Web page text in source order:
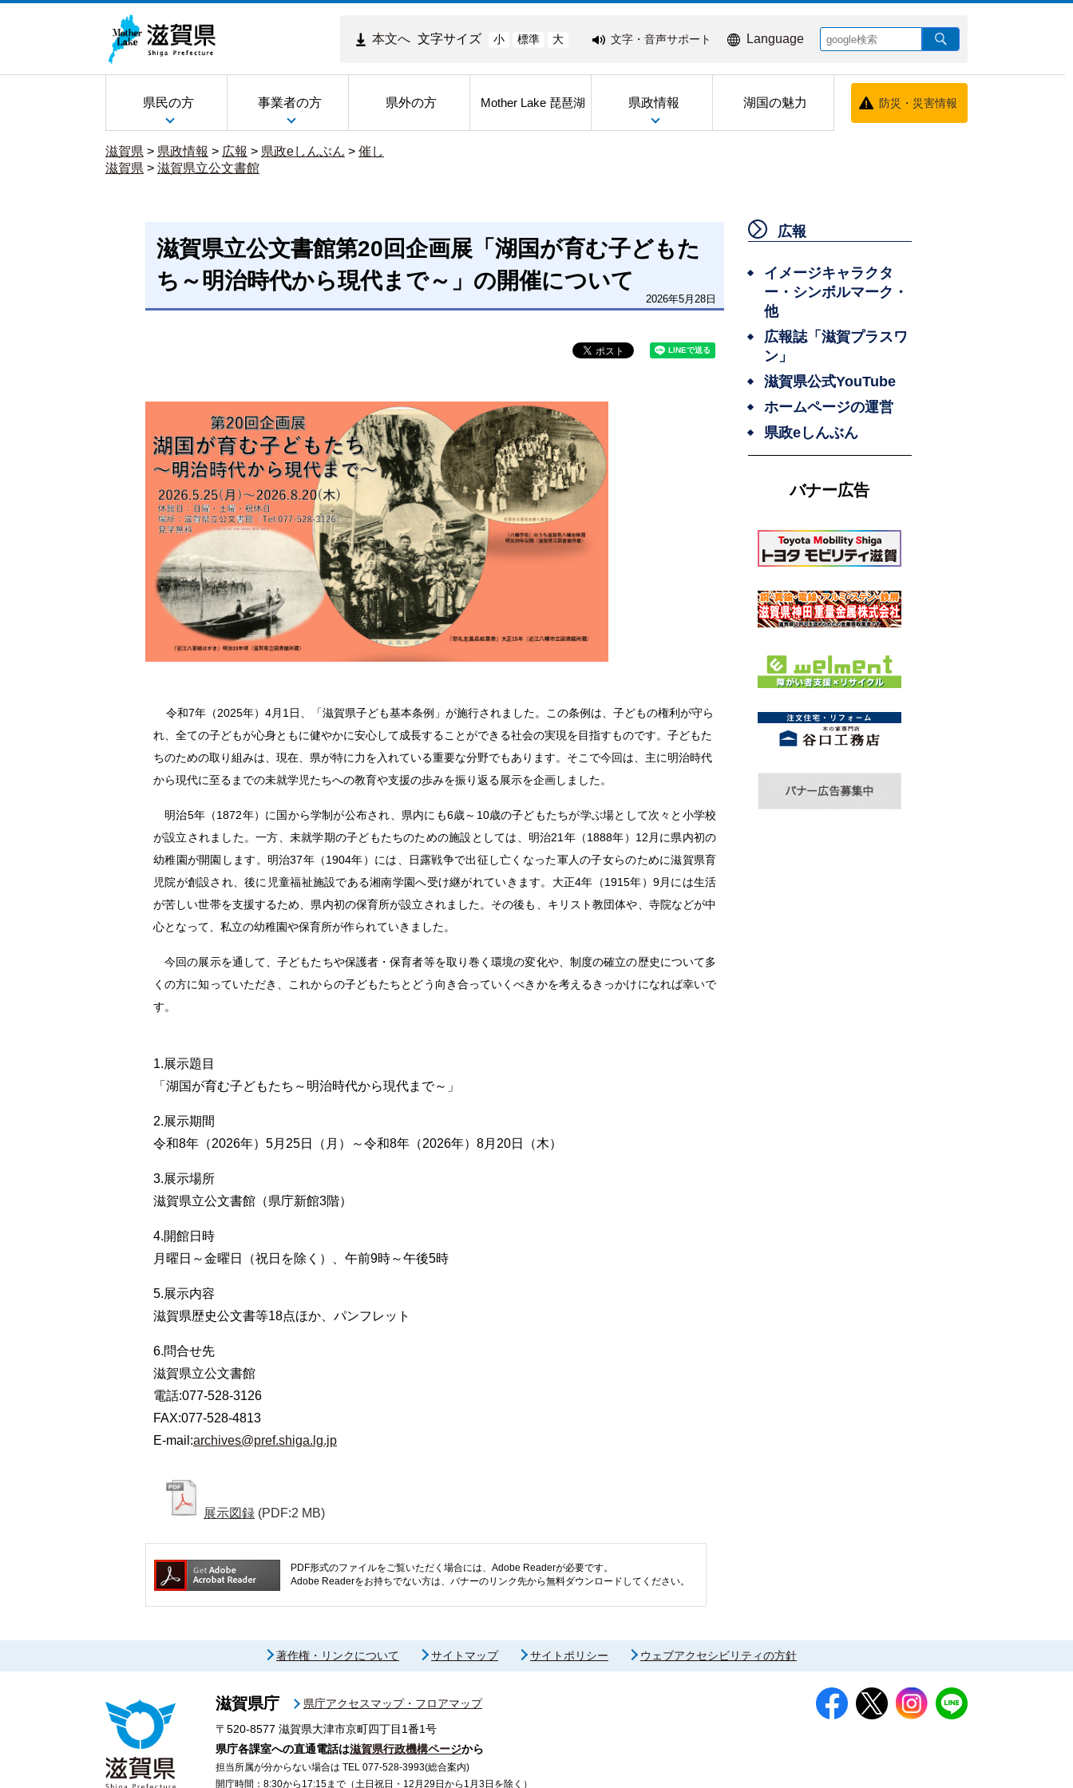
本文へ 文字サイズ 小 標準 大 文字・音声サポート Language
県民の方 事業者の方 県外の方 Mother Lake 琵琶湖 県政情報 湖国の魅力 防災・災害情報
滋賀県 > 県政情報 > 広報 > 県政eしんぶん > 催し
滋賀県 > 滋賀県立公文書館
滋賀県立公文書館第20回企画展「湖国が育む子どもた
ち～明治時代から現代まで～」の開催について
2026年5月28日
令和7年（2025年）4月1日、「滋賀県子ども基本条例」が施行されました。この条例は、子どもの権利が守ら
れ、全ての子どもが心身ともに健やかに安心して成長することができる社会の実現を目指すものです。子どもた
ちのための取り組みは、現在、県が特に力を入れている重要な分野でもあります。そこで今回は、主に明治時代
から現代に至るまでの未就学児たちへの教育や支援の歩みを振り返る展示を企画しました。
明治5年（1872年）に国から学制が公布され、県内にも6歳～10歳の子どもたちが学ぶ場として次々と小学校
が設立されました。一方、未就学期の子どもたちのための施設としては、明治21年（1888年）12月に県内初の
幼稚園が開園します。明治37年（1904年）には、日露戦争で出征し亡くなった軍人の子女らのために滋賀県育
児院が創設され、後に児童福祉施設である湘南学園へ受け継がれていきます。大正4年（1915年）9月には生活
が苦しい世帯を支援するため、県内初の保育所が設立されました。その後も、キリスト教団体や、寺院などが中
心となって、私立の幼稚園や保育所が作られていきました。
今回の展示を通して、子どもたちや保護者・保育者等を取り巻く環境の変化や、制度の確立の歴史について多
くの方に知っていただき、これからの子どもたちとどう向き合っていくべきかを考えるきっかけになれば幸いで
す。
1.展示題目
「湖国が育む子どもたち～明治時代から現代まで～ 」
2.展示期間
令和8年（2026年）5月25日（月）～令和8年（2026年）8月20日（木）
3.展示場所
滋賀県立公文書館（県庁新館3階）
4.開館日時
月曜日～金曜日（祝日を除く）、午前9時～午後5時
5.展示内容
滋賀県歴史公文書等18点ほか、パンフレット
6.問合せ先
滋賀県立公文書館
電話:077-528-3126
FAX:077-528-4813
E-mail:archives@pref.shiga.lg.jp
展示図録 (PDF:2 MB)
PDF形式のファイルをご覧いただく場合には、Adobe Readerが必要です。
Adobe Readerをお持ちでない方は、バナーのリンク先から無料ダウンロードしてください。
広報
イメージキャラクタ
ー・シンボルマーク・
他
広報誌「滋賀プラスワ
ン」
滋賀県公式YouTube
ホームページの運営
県政eしんぶん
バナー広告
著作権・リンクについて サイトマップ サイトポリシー ウェブアクセシビリティの方針
滋賀県庁
県庁アクセスマップ・フロアマップ
〒520-8577 滋賀県大津市京町四丁目1番1号
県庁各課室への直通電話は滋賀県行政機構ページから
担当所属が分からない場合は TEL 077-528-3993(総合案内)
開庁時間：8:30から17:15まで（土日祝日・12月29日から1月3日を除く）